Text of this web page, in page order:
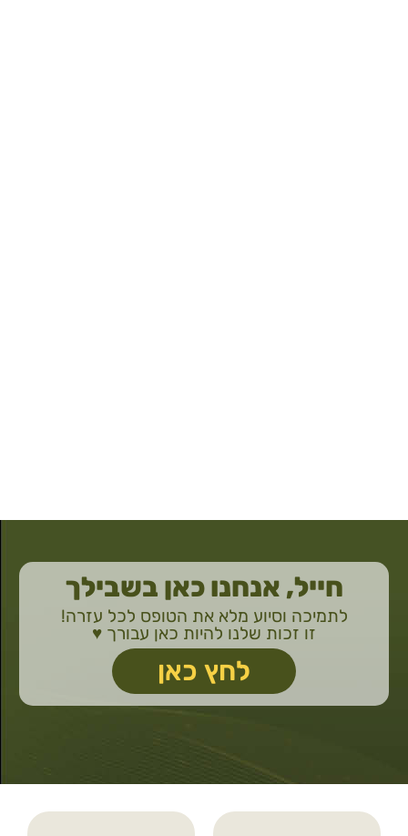
חייל, אנחנו כאן בשבילך
לתמיכה וסיוע מלא את הטופס לכל עזרה!
זו זכות שלנו להיות כאן עבורך ♥️
לחץ כאן